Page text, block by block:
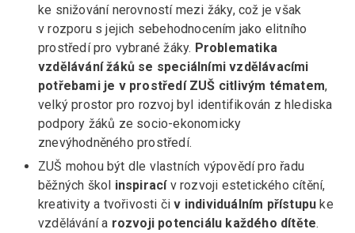
ke snižování nerovností mezi žáky, což je však
v rozporu s jejich sebehodnocením jako elitního
prostředí pro vybrané žáky. Problematika
vzdělávání žáků se speciálními vzdělávacími
potřebami je v prostředí ZUŠ citlivým tématem,
velký prostor pro rozvoj byl identifikován z hlediska
podpory žáků ze socio-ekonomicky
znevýhodněného prostředí.
ZUŠ mohou být dle vlastních výpovědí pro řadu
běžných škol inspiracív rozvoji estetického cítění,
kreativity a tvořivosti či v individuálním přístupu ke
vzdělávání a rozvoji potenciálu každého dítěte.